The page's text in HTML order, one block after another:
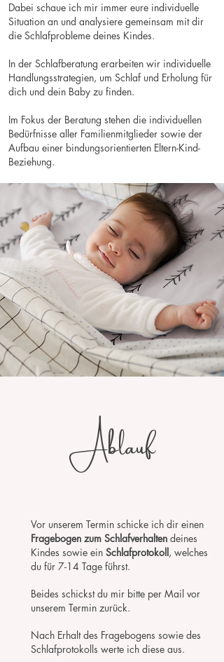
Dabei schaue ich mir immer eure individuelle
Situation an und analysiere gemeinsam mit dir
die Schlafprobleme deines Kindes.
In der Schlafberatung erarbeiten wir individuelle
Handlungsstrategien, um Schlaf und Erholung für
dich und dein Baby zu finden.
Im Fokus der Beratung stehen die individuellen
Bedürfnisse aller Familienmitglieder sowie der
Aufbau einer bindungsorientierten Eltern-Kind-
Beziehung.
Ablauf
Vor unserem Termin schicke ich dir einen
Fragebogen zum Schlafverhalten deines
Kindes sowie ein Schlafprotokoll, welches
du für 7-14 Tage führst.
Beides schickst du mir bitte per Mail vor
unserem Termin zurück.
Nach Erhalt des Fragebogens sowie des
Schlafprotokolls werte ich diese aus.